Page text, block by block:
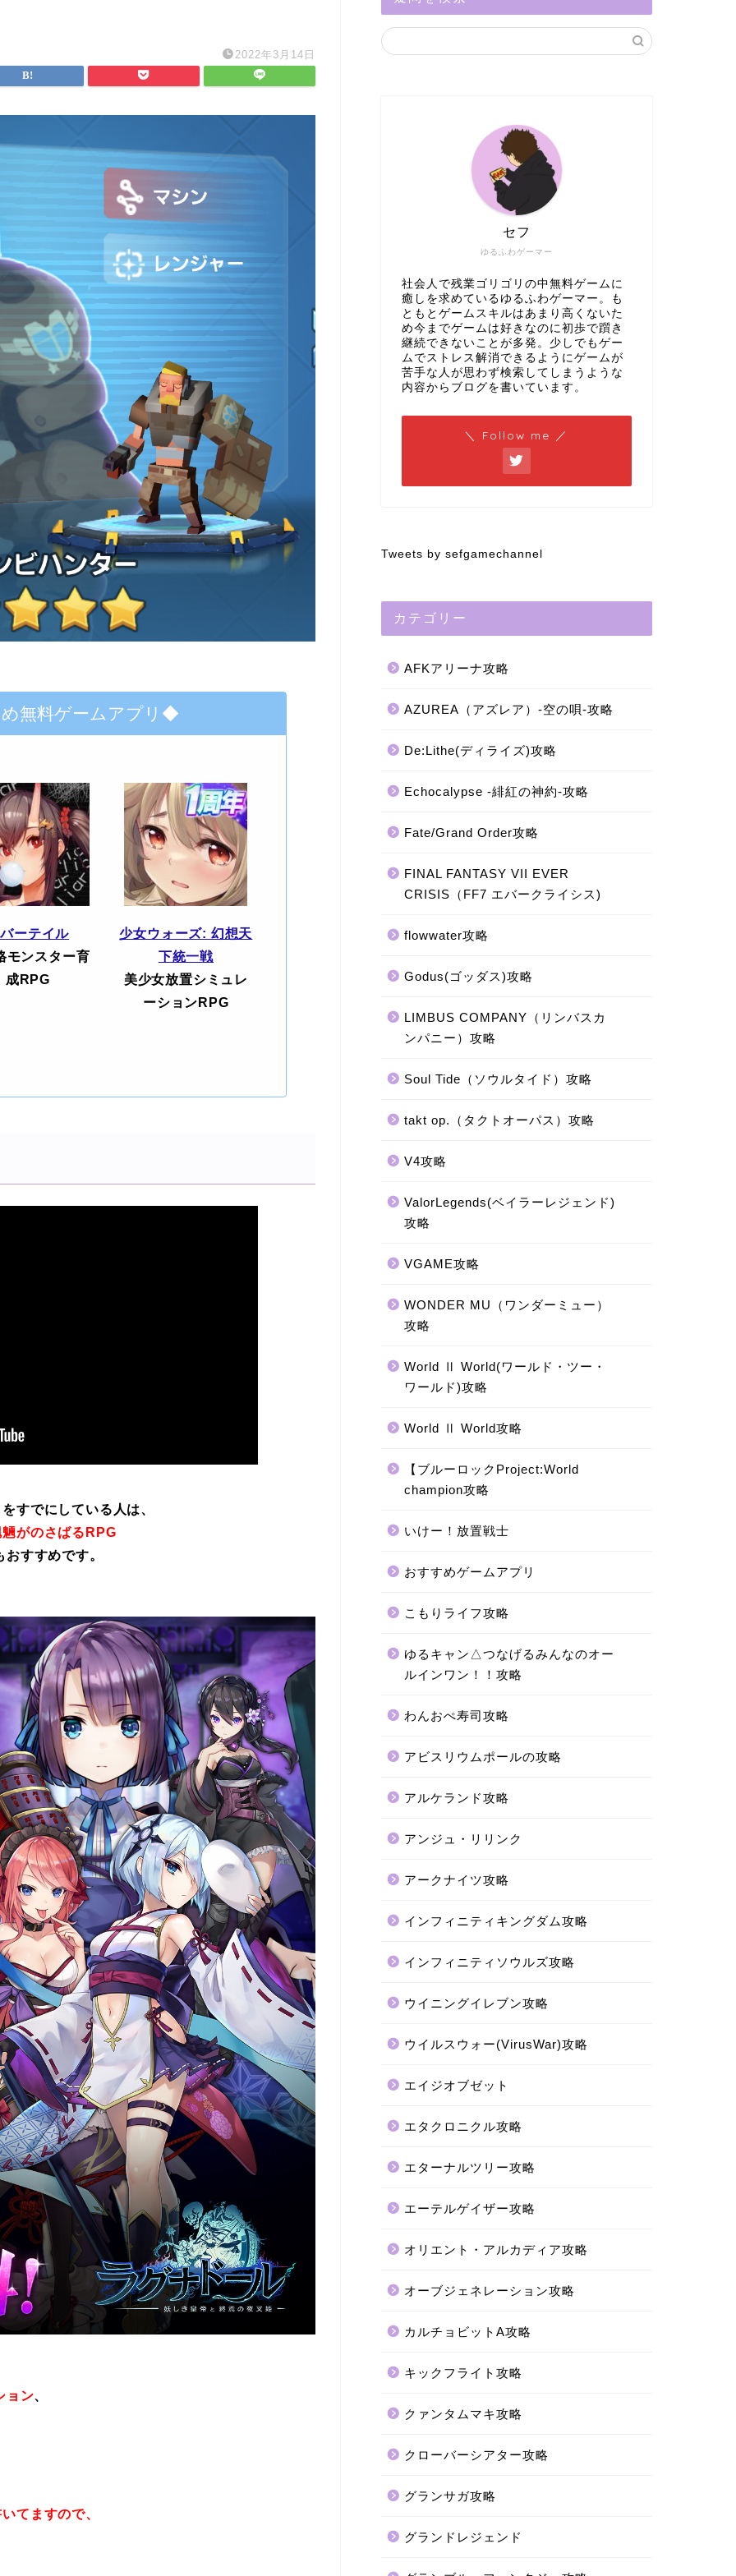
2022年3月14日
無料ゲームアプリ◆
ーテイル
モンスター育
成RPG
少女ウォーズ: 幻想天
下統一戦
美少女放置シミュレ
ーションRPG
すでにしている人は、
がのさばるRPG
おすすめです。
ョン、
てますので、
ゆるふわゲーマー
セフ
社会人で残業ゴリゴリの中無料ゲームに
癒しを求めているゆるふわゲーマー。も
ともとゲームスキルはあまり高くないた
め今までゲームは好きなのに初歩で躓き
継続できないことが多発。少しでもゲー
ムでストレス解消できるようにゲームが
苦手な人が思わず検索してしまうような
内容からブログを書いています。
＼ Follow me ／
Tweets by sefgamechannel
カテゴリー
AFKアリーナ攻略
AZUREA（アズレア）-空の唄-攻略
De:Lithe(ディライズ)攻略
Echocalypse -緋紅の神約-攻略
Fate/Grand Order攻略
FINAL FANTASY VII EVER
CRISIS（FF7 エバークライシス)
flowwater攻略
Godus(ゴッダス)攻略
LIMBUS COMPANY（リンバスカ
ンパニー）攻略
Soul Tide（ソウルタイド）攻略
takt op.（タクトオーパス）攻略
V4攻略
ValorLegends(ベイラーレジェンド)
攻略
VGAME攻略
WONDER MU（ワンダーミュー）
攻略
World Ⅱ World(ワールド・ツー・
ワールド)攻略
World Ⅱ World攻略
【ブルーロックProject:World
champion攻略
いけー！放置戦士
おすすめゲームアプリ
こもりライフ攻略
ゆるキャン△つなげるみんなのオー
ルインワン！！攻略
わんおぺ寿司攻略
アビスリウムポールの攻略
アルケランド攻略
アンジュ・リリンク
アークナイツ攻略
インフィニティキングダム攻略
インフィニティソウルズ攻略
ウイニングイレブン攻略
ウイルスウォー(VirusWar)攻略
エイジオブゼット
エタクロニクル攻略
エターナルツリー攻略
エーテルゲイザー攻略
オリエント・アルカディア攻略
オーブジェネレーション攻略
カルチョビットA攻略
キックフライト攻略
クァンタムマキ攻略
クローバーシアター攻略
グランサガ攻略
グランドレジェンド